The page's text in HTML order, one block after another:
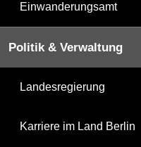
Einwanderungsamt
Politik & Verwaltung
Landesregierung
Karriere im Land Berlin